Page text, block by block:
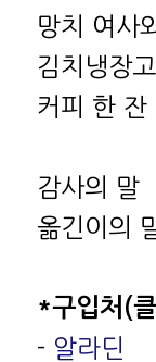
망치 여사
김치냉장고
커피 한 잔
감사의 말
옮긴이의
*구입처(
- 알라딘